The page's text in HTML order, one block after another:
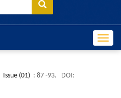
Issue (01) : 87 -93.
DOI: